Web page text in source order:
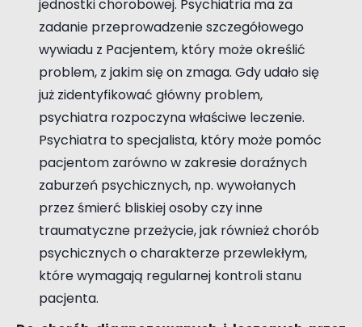
jednostki chorobowej. Psychiatria ma za
zadanie przeprowadzenie szczegółowego
wywiadu z Pacjentem, który może określić
problem, z jakim się on zmaga. Gdy udało się
już zidentyfikować główny problem,
psychiatra rozpoczyna właściwe leczenie.
Psychiatra to specjalista, który może pomóc
pacjentom zarówno w zakresie doraźnych
zaburzeń psychicznych, np. wywołanych
przez śmierć bliskiej osoby czy inne
traumatyczne przeżycie, jak również chorób
psychicznych o charakterze przewlekłym,
które wymagają regularnej kontroli stanu
pacjenta.